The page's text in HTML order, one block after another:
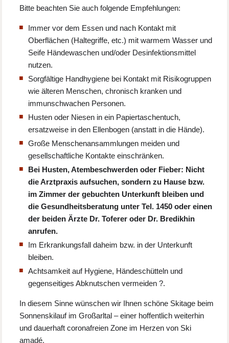
Bitte beachten Sie auch folgende Empfehlungen:
Immer vor dem Essen und nach Kontakt mit
Oberflächen (Haltegriffe, etc.) mit warmem Wasser und
Seife Händewaschen und/oder Desinfektionsmittel
nutzen.
Sorgfältige Handhygiene bei Kontakt mit Risikogruppen
wie älteren Menschen, chronisch kranken und
immunschwachen Personen.
Husten oder Niesen in ein Papiertaschentuch,
ersatzweise in den Ellenbogen (anstatt in die Hände).
Große Menschenansammlungen meiden und
gesellschaftliche Kontakte einschränken.
Bei Husten, Atembeschwerden oder Fieber: Nicht
die Arztpraxis aufsuchen, sondern zu Hause bzw.
im Zimmer der gebuchten Unterkunft bleiben und
die Gesundheitsberatung unter Tel. 1450 oder einen
der beiden Ärzte Dr. Toferer oder Dr. Bredikhin
anrufen.
Im Erkrankungsfall daheim bzw. in der Unterkunft
bleiben.
Achtsamkeit auf Hygiene, Händeschütteln und
gegenseitiges Abknutschen vermeiden ?.
In diesem Sinne wünschen wir Ihnen schöne Skitage beim
Sonnenskilauf im Großarltal – einer hoffentlich weiterhin
und dauerhaft coronafreien Zone im Herzen von Ski
amadé.